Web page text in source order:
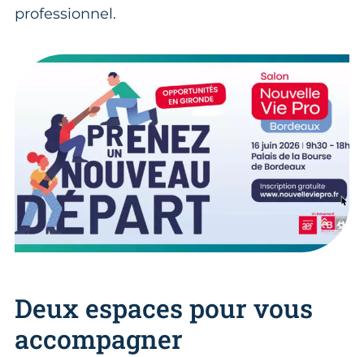
professionnel.
Deux espaces pour vous
accompagner